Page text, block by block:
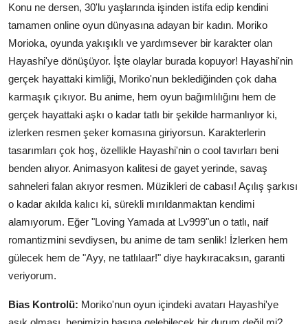
Konu ne dersen, 30'lu yaşlarında işinden istifa edip kendini
tamamen online oyun dünyasına adayan bir kadın. Moriko
Morioka, oyunda yakışıklı ve yardımsever bir karakter olan
Hayashi'ye dönüşüyor. İşte olaylar burada kopuyor! Hayashi'nin
gerçek hayattaki kimliği, Moriko'nun beklediğinden çok daha
karmaşık çıkıyor. Bu anime, hem oyun bağımlılığını hem de
gerçek hayattaki aşkı o kadar tatlı bir şekilde harmanlıyor ki,
izlerken resmen şeker komasına giriyorsun. Karakterlerin
tasarımları çok hoş, özellikle Hayashi'nin o cool tavırları beni
benden alıyor. Animasyon kalitesi de gayet yerinde, savaş
sahneleri falan akıyor resmen. Müzikleri de cabası! Açılış şarkısı
o kadar akılda kalıcı ki, sürekli mırıldanmaktan kendimi
alamıyorum. Eğer "Loving Yamada at Lv999"un o tatlı, naif
romantizmini sevdiysen, bu anime de tam senlik! İzlerken hem
gülecek hem de "Ayy, ne tatlılaar!" diye haykıracaksın, garanti
veriyorum.
Bias Kontrolü: Moriko'nun oyun içindeki avatarı Hayashi'ye